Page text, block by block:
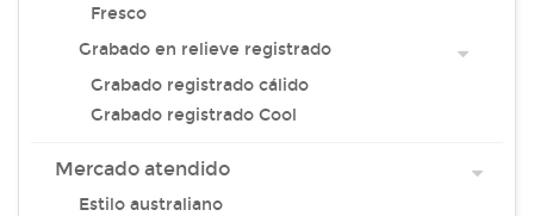
Fresco
Grabado en relieve registrado
Grabado registrado cálido
Grabado registrado Cool
Mercado atendido
Estilo australiano